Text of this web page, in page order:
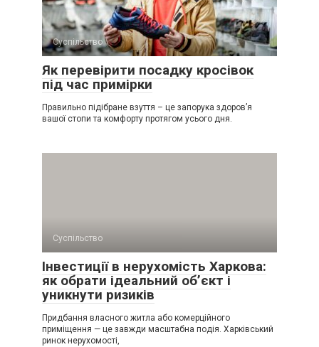
Суспільство
Як перевірити посадку кросівок
під час примірки
Правильно підібране взуття – це запорука здоров’я
вашої стопи та комфорту протягом усього дня.
Суспільство
Інвестиції в нерухомість Харкова:
як обрати ідеальний об’єкт і
уникнути ризиків
Придбання власного житла або комерційного
приміщення — це завжди масштабна подія. Харківський
ринок нерухомості,